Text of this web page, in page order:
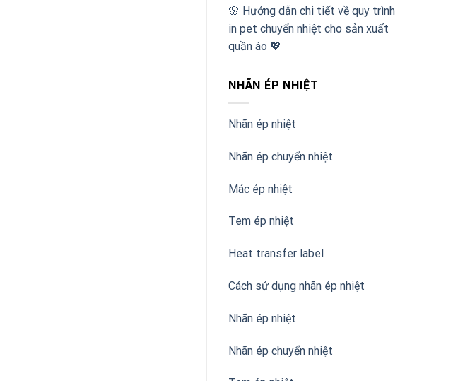
🌸 Hướng dẫn chi tiết về quy trình
in pet chuyển nhiệt cho sản xuất
quần áo 💖
NHÃN ÉP NHIỆT
Nhãn ép nhiệt
Nhãn ép chuyển nhiệt
Mác ép nhiệt
Tem ép nhiệt
Heat transfer label
Cách sử dụng nhãn ép nhiệt
Nhãn ép nhiệt
Nhãn ép chuyển nhiệt